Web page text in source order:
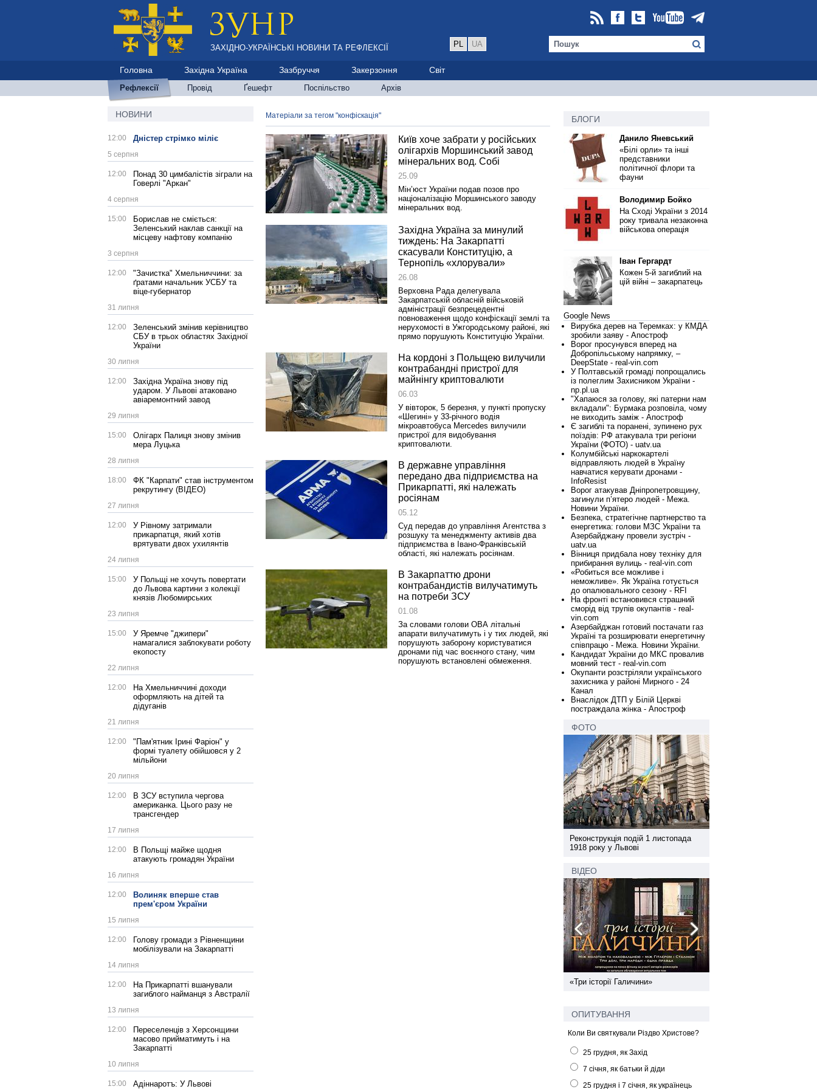
ЗАХІДНО-УКРАЇНСЬКІ НОВИНИ ТА РЕФЛЕКСІЇ PL UA
Головна Західна Україна Зазбруччя Закерзоння Світ
Рефлексії Провід Ґешефт Поспільство Архів
НОВИНИ
12:00 Дністер стрімко міліє
5 серпня
12:00
Понад 30 цимбалістів зіграли на
Говерлі "Аркан"
4 серпня
15:00
Борислав не сміється:
Зеленський наклав санкції на
місцеву нафтову компанію
3 серпня
12:00
"Зачистка" Хмельниччини: за
ґратами начальник УСБУ та
віце-губернатор
31 липня
12:00
Зеленський змінив керівництво
СБУ в трьох областях Західної
України
30 липня
12:00
Західна Україна знову під
ударом. У Львові атаковано
авіаремонтний завод
29 липня
15:00
Олігарх Палиця знову змінив
мера Луцька
28 липня
18:00
ФК "Карпати" став інструментом
рекрутингу (ВІДЕО)
27 липня
12:00
У Рівному затримали
прикарпатця, який хотів
врятувати двох ухилянтів
24 липня
15:00
У Польщі не хочуть повертати
до Львова картини з колекції
князів Любомирських
23 липня
15:00
У Яремче "джипери"
намагалися заблокувати роботу
екопосту
22 липня
12:00
На Хмельниччині доходи
оформляють на дітей та
дідуганів
21 липня
12:00
"Пам'ятник Ірині Фаріон" у
формі туалету обійшовся у 2
мільйони
20 липня
12:00
В ЗСУ вступила чергова
американка. Цього разу не
трансгендер
17 липня
12:00
В Польщі майже щодня
атакують громадян України
16 липня
12:00
Волиняк вперше став
прем'єром України
15 липня
12:00
Голову громади з Рівненщини
мобілізували на Закарпатті
14 липня
12:00
На Прикарпатті вшанували
загиблого найманця з Австралії
13 липня
12:00
Переселенців з Херсонщини
масово прийматимуть і на
Закарпатті
10 липня
15:00
Адіннаротъ: У Львові
Матеріали за тегом "конфіскація"
Київ хоче забрати у російських
олігархів Моршинський завод
мінеральних вод. Собі
25.09
Мін’юст України подав позов про
націоналізацію Моршинського заводу
мінеральних вод.
Західна Україна за минулий
тиждень: На Закарпатті
скасували Конституцію, а
Тернопіль «хлорували»
26.08
Верховна Рада делегувала
Закарпатській обласній військовій
адміністрації безпрецедентні
повноваження щодо конфіскації землі та
нерухомості в Ужгородському районі, які
прямо порушують Конституцію України.
На кордоні з Польщею вилучили
контрабандні пристрої для
майнінгу криптовалюти
06.03
У вівторок, 5 березня, у пункті пропуску
«Шегині» у 33-річного водія
мікроавтобуса Mercedes вилучили
пристрої для видобування
криптовалюти.
В державне управління
передано два підприємства на
Прикарпатті, які належать
росіянам
05.12
Суд передав до управління Агентства з
розшуку та менеджменту активів два
підприємства в Івано-Франківській
області, які належать росіянам.
В Закарпаттю дрони
контрабандистів вилучатимуть
на потреби ЗСУ
01.08
За словами голови ОВА літальні
апарати вилучатимуть і у тих людей, які
порушують заборону користуватися
дронами під час воєнного стану, чим
порушують встановлені обмеження.
БЛОГИ
Данило Яневський
«Білі орли» та інші
представники
політичної флори та
фауни
Володимир Бойко
На Сході України з 2014
року тривала незаконна
військова операція
Іван Гергардт
Кожен 5-й загиблий на
цій війні – закарпатець
Google News
Вирубка дерев на Теремках: у КМДА
зробили заяву - Апостроф
Ворог просунувся вперед на
Добропільському напрямку, –
DeepState - real-vin.com
У Полтавській громаді попрощались
із полеглим Захисником України -
np.pl.ua
"Хапаюся за голову, які патерни нам
вкладали": Бурмака розповіла, чому
не виходить заміж - Апостроф
Є загиблі та поранені, зупинено рух
поїздів: РФ атакувала три регіони
України (ФОТО) - uatv.ua
Колумбійські наркокартелі
відправляють людей в Україну
навчатися керувати дронами -
InfoResist
Ворог атакував Дніпропетровщину,
загинули п’ятеро людей - Межа.
Новини України.
Безпека, стратегічне партнерство та
енергетика: голови МЗС України та
Азербайджану провели зустріч -
uatv.ua
Вінниця придбала нову техніку для
прибирання вулиць - real-vin.com
«Робиться все можливе і
неможливе». Як Україна готується
до опалювального сезону - RFI
На фронті встановився страшний
сморід від трупів окупантів - real-
vin.com
Азербайджан готовий постачати газ
Україні та розширювати енергетичну
співпрацю - Межа. Новини України.
Кандидат України до МКС провалив
мовний тест - real-vin.com
Окупанти розстріляли українського
захисника у районі Мирного - 24
Канал
Внаслідок ДТП у Білій Церкві
постраждала жінка - Апостроф
ФОТО
Реконструкція подій 1 листопада
1918 року у Львові
ВІДЕО
«Три історії Галичини»
ОПИТУВАННЯ
Коли Ви святкували Різдво Христове?
25 грудня, як Захід
7 січня, як батьки й діди
25 грудня і 7 січня, як українець